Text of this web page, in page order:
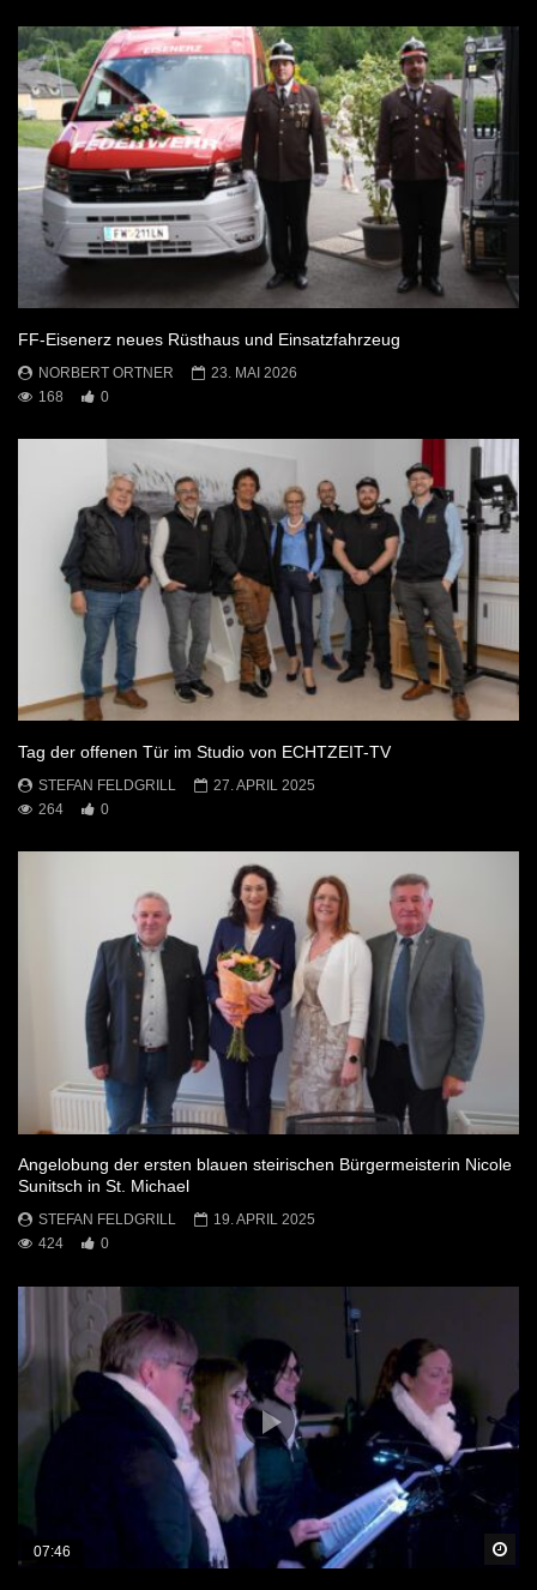
FF-Eisenerz neues Rüsthaus und Einsatzfahrzeug
NORBERT ORTNER
23. MAI 2026
168
0
Tag der offenen Tür im Studio von ECHTZEIT-TV
STEFAN FELDGRILL
27. APRIL 2025
264
0
Angelobung der ersten blauen steirischen Bürgermeisterin Nicole
Sunitsch in St. Michael
STEFAN FELDGRILL
19. APRIL 2025
424
0
07:46